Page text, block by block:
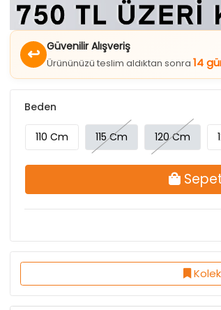
↩ Güvenilir Alışveriş
Ürününüzü teslim aldıktan sonra14
110 Cm
Ürün Özellikleri